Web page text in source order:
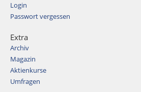
Login
Passwort vergessen
Extra
Archiv
Magazin
Aktienkurse
Umfragen